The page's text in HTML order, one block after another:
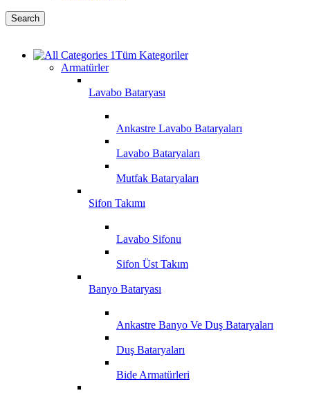
Search
Tüm Kategoriler
Armatürler
Lavabo Bataryası
Ankastre Lavabo Bataryaları
Lavabo Bataryaları
Mutfak Bataryaları
Sifon Takımı
Lavabo Sifonu
Sifon Üst Takım
Banyo Bataryası
Ankastre Banyo Ve Duş Bataryaları
Duş Bataryaları
Bide Armatürleri